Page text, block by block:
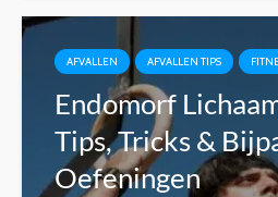
AFVALLEN AFVALLEN TIPS
Endomorf
Tips, Tricks &
Oefeningen